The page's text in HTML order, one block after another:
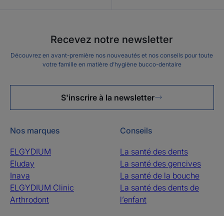
Recevez notre newsletter
Découvrez en avant-première nos nouveautés et nos conseils pour toute
votre famille en matière d’hygiène bucco-dentaire
S'inscrire à la newsletter
Nos marques
ELGYDIUM
Eluday
Inava
ELGYDIUM Clinic
Arthrodont
Conseils
La santé des dents
La santé des gencives
La santé de la bouche
La santé des dents de
l’enfant